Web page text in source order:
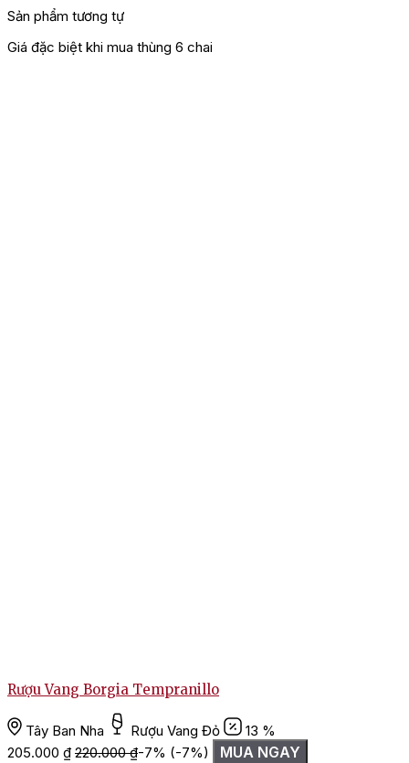
Sản phẩm tương tự
Giá đặc biệt khi mua thùng 6 chai
Rượu Vang Borgia Tempranillo
Tây Ban Nha Rượu Vang Đỏ
13 %
205.000 ₫ 220.000₫-7% (-7%) MUA NGAY